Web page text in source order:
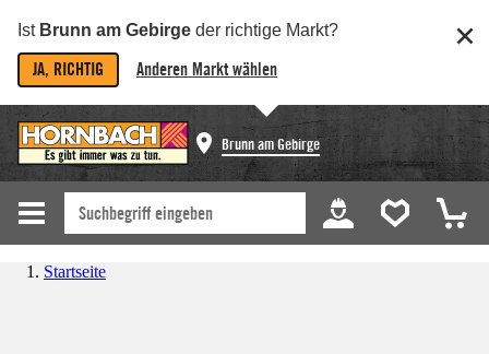
Ist Brunn am Gebirge der richtige Markt?
JA, RICHTIG Anderen Markt wählen
Brunn am Gebirge
Startseite